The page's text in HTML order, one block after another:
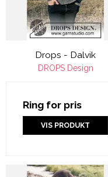
Drops - Dalvik
DROPS Design
Ring for pris
VIS PRODUKT